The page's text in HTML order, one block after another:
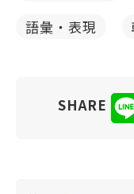
語彙・表現
SHARE